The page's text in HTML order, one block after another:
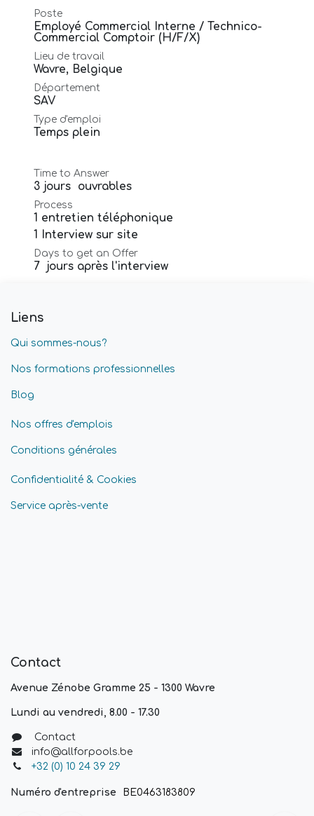
Poste
Employé Commercial Interne / Technico-
Commercial Comptoir (H/F/X)
Lieu de travail
Wavre, Belgique
Département
SAV
Type d'emploi
Temps plein
Time to Answer
3 jours ouvrables
Process
1 entretien téléphonique
1 Interview sur site
Days to get an Offer
7 jours après l'interview
Liens
Qui sommes-nous?
Nos formations professionnelles
Blog
Nos offres d'emplois
Conditions générales
Confidentialité & Cookies
Service après-vente
Contact
Avenue Zénobe Gramme 25 - 1300 Wavre
Lundi au vendredi, 8.00 - 17.30
Contact
info@allforpools.be
+32 (0) 10 24 39 29
Numéro d'entreprise BE0463183809